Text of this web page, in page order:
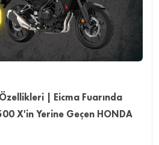
| Eicma Fuarında
X'in Yerine Geçen HONDA